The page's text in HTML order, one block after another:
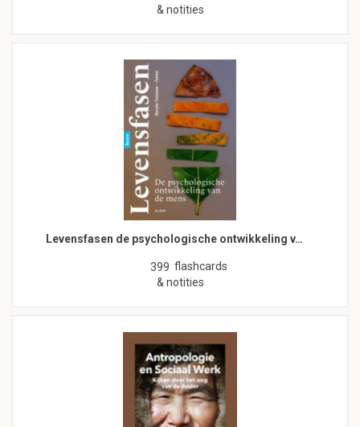
& notities
Levensfasen de psychologische ontwikkeling v…
399 flashcards
& notities